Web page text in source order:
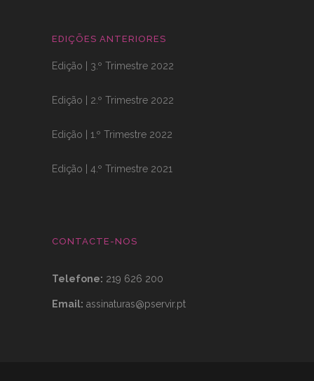
EDIÇÕES ANTERIORES
Edição | 3.º Trimestre 2022
Edição | 2.º Trimestre 2022
Edição | 1.º Trimestre 2022
Edição | 4.º Trimestre 2021
CONTACTE-NOS
Telefone: 219 626 200
Email: assinaturas@pservir.pt